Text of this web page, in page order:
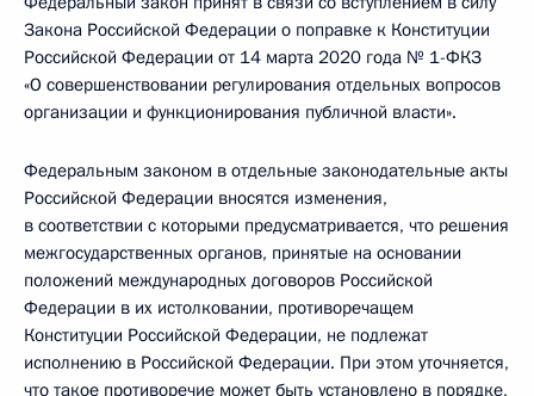
Закона Российской Федерации о поправке к Конституции
Российской Федерации от 14 марта 2020 года № 1-ФКЗ
«О совершенствовании регулирования отдельных вопросов
организации и функционирования публичной власти».
Федеральным законом в отдельные законодательные акты
Российской Федерации вносятся изменения,
в соответствии с которыми предусматривается, что решения
межгосударственных органов, принятые на основании
положений международных договоров Российской
Федерации в их истолковании, противоречащем
Конституции Российской Федерации, не подлежат
исполнению в Российской Федерации. При этом уточняется,
что такое противоречие может быть установлено в порядке,